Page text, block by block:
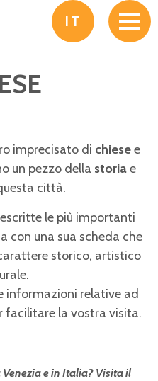
IT
imprecisato di chiesee
un pezzo della storiae
città.
le più importanti
con una sua scheda che
storico, artistico
informazioni relative ad
facilitare la vostra visita.
Venezia e in Italia? Visita il